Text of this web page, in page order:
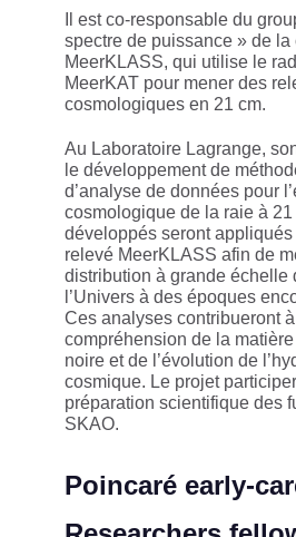
Il est co-responsable du
spectre de puissance » de la
MeerKLASS, qui utilise le
MeerKAT pour mener des
cosmologiques en 21 cm.
Au Laboratoire Lagrange,
le développement de
d’analyse de données pour
cosmologique de la raie à
développés seront
relevé MeerKLASS afin de
distribution à grande échelle
l’Univers à des époques
Ces analyses contribueront
compréhension de la
noire et de l’évolution de
cosmique. Le projet
préparation scientifique des
SKAO.
Poincaré early-